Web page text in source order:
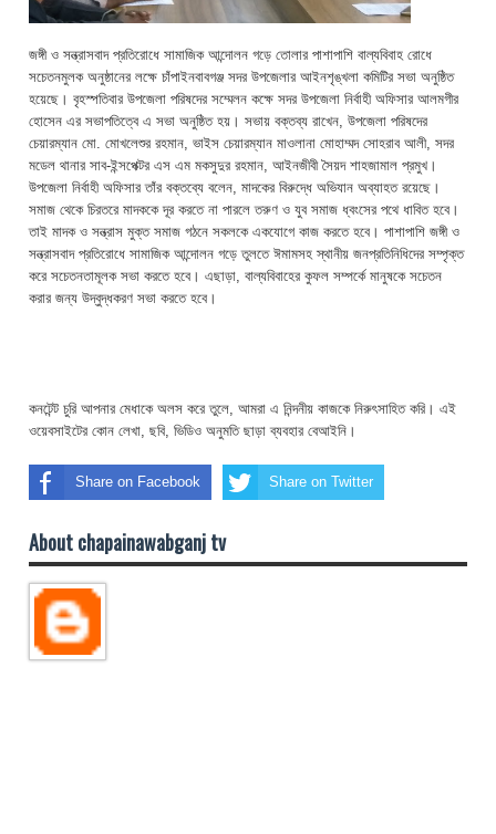
জঙ্গী ও সন্ত্রাসবাদ প্রতিরোধে সামাজিক আন্দোলন গড়ে তোলার পাশাপাশি বাল্যবিবাহ রোধে
সচেতনমুলক অনুষ্ঠানের লক্ষে চাঁপাইনবাবগঞ্জ সদর উপজেলার আইনশৃঙ্খলা কমিটির সভা অনুষ্ঠিত
হয়েছে। বৃহস্পতিবার উপজেলা পরিষদের সম্মেলন কক্ষে সদর উপজেলা নির্বাহী অফিসার আলমগীর
হোসেন এর সভাপতিত্বে এ সভা অনুষ্ঠিত হয়। সভায় বক্তব্য রাখেন, উপজেলা পরিষদের
চেয়ারম্যান মো. মোখলেশুর রহমান, ভাইস চেয়ারম্যান মাওলানা মোহাম্মদ সোহরাব আলী, সদর
মডেল থানার সাব-ইন্সপেক্টর এস এম মকসুদুর রহমান, আইনজীবী সৈয়দ শাহজামাল প্রমুখ।
উপজেলা নির্বাহী অফিসার তাঁর বক্তব্যে বলেন, মাদকের বিরুদ্ধে অভিযান অব্যাহত রয়েছে।
সমাজ থেকে চিরতরে মাদককে দূর করতে না পারলে তরুণ ও যুব সমাজ ধ্বংসের পথে ধাবিত হবে।
তাই মাদক ও সন্ত্রাস মুক্ত সমাজ গঠনে সকলকে একযোগে কাজ করতে হবে। পাশাপাশি জঙ্গী ও
সন্ত্রাসবাদ প্রতিরোধে সামাজিক আন্দোলন গড়ে তুলতে ঈমামসহ স্থানীয় জনপ্রতিনিধিদের সম্পৃক্ত
করে সচেতনতামূলক সভা করতে হবে। এছাড়া, বাল্যবিবাহের কুফল সম্পর্কে মানুষকে সচেতন
করার জন্য উদ্বুদ্ধকরণ সভা করতে হবে।
কনটেন্ট চুরি আপনার মেধাকে অলস করে তুলে, আমরা এ নিন্দনীয় কাজকে নিরুৎসাহিত করি। এই
ওয়েবসাইটের কোন লেখা, ছবি, ভিডিও অনুমতি ছাড়া ব্যবহার বেআইনি।
Share on Facebook Share on Twitter
About chapainawabganj tv